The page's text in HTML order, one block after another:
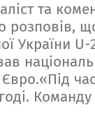
та
розповів,
України
Команду